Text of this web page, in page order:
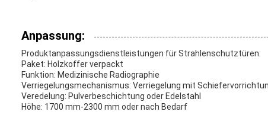
Anpassung:
Produktanpassungsdienstleistungen für Strahlenschutztüren:
Paket: Holzkoffer verpackt
Funktion: Medizinische Radiographie
Verriegelungsmechanismus: Verriegelung mit
Veredelung: Pulverbeschichtung oder Edelstahl
Höhe: 1700 mm-2300 mm oder nach Bedarf